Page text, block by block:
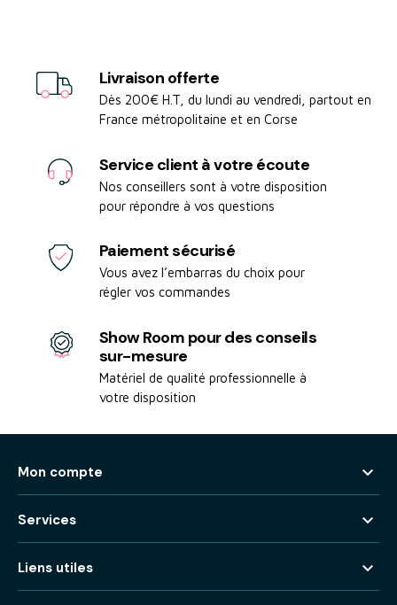
Livraison offerte
Dès 200€ H.T, du lundi au vendredi, partout en
France métropolitaine et en Corse
Service client à votre écoute
Nos conseillers sont à votre disposition
pour répondre à vos questions
Paiement sécurisé
Vous avez l’embarras du choix pour
régler vos commandes
Show Room pour des conseils
sur-mesure
Matériel de qualité professionnelle à
votre disposition
Mon compte 
Services 
Liens utiles 